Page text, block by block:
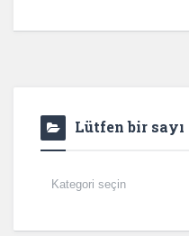
Lütfen bir sayı
Lütfen